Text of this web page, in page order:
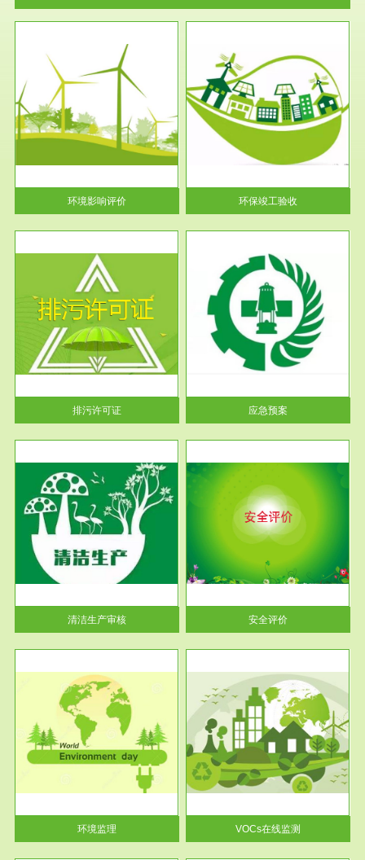
环境影响评价
服务范围
环保竣工验收
根据《建设项目环境保护管理条
例》第十七条 编制环境影响报
告书、...
环保竣工验收
排污许可证
服务范围
应急预案
根据《中华人民共和国环境保护
法》第十九条 企业事业单位应
当按照...
应急预案
清洁生产审核
服务范围
安全评价
安全评价安全评价目的是查找、
分析和预测工程、系统、生产经
营活...
安全评价
环境监理
服务范围
VOCs在线监测
根据《重点区域大气污染防
治“十二五”规划》有机废气净化
率达...
VOCs在线监测